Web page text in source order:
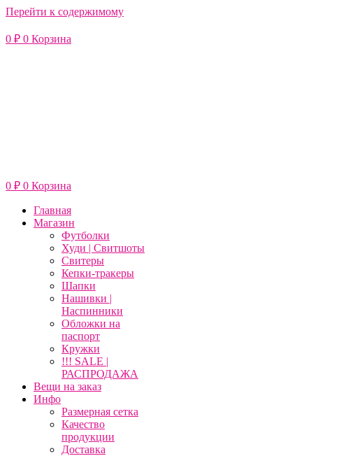
Перейти к содержимому
0 ₽ 0 Корзина
0 ₽ 0 Корзина
Главная
Магазин
Футболки
Худи | Свитшоты
Свитеры
Кепки-тракеры
Шапки
Нашивки |
Наспинники
Обложки на
паспорт
Кружки
!!! SALE |
РАСПРОДАЖА
Вещи на заказ
Инфо
Размерная сетка
Качество
продукции
Доставка